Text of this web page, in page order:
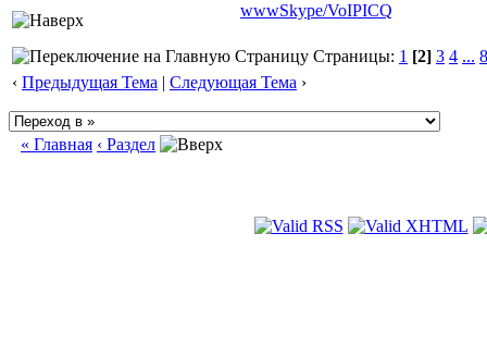
wwwSkype/VoIPICQ
Страницы: 1 [2] 3 4 ...
‹ Предыдущая Тема | Следующая Тема ›
« Главная ‹ Раздел